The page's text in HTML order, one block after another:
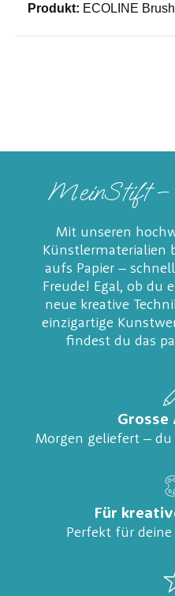
Produkt: ECOLINE
MeinStift –
Mit unseren
Künstlermaterialien
aufs Papier –
Freude! Egal, ob du
neue kreative
einzigartige
findest du das
Grosse
Morgen geliefert –
Für
Perfekt für